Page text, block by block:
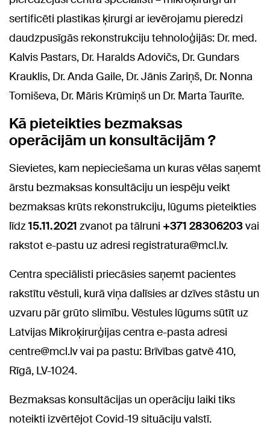
sertificēti plastikas ķirurgi ar ievērojamu pieredzi
daudzpusīgās rekonstrukciju tehnoloģijās: Dr. med.
Kalvis Pastars, Dr. Haralds Adovičs, Dr. Gundars
Krauklis, Dr. Anda Gaile, Dr. Jānis Zariņš, Dr. Nonna
Tomiševa, Dr. Māris Krūmiņš un Dr. Marta Taurīte.
Kā pieteikties bezmaksas
operācijām un konsultācijām ?
Sievietes, kam nepieciešama un kuras vēlas saņemt
ārstu bezmaksas konsultāciju un iespēju veikt
bezmaksas krūts rekonstrukciju, lūgums pieteikties
līdz15.11.2021 zvanot pa tālruni +371 28306203vai
rakstot e-pastu uz adresi registratura@mcl.lv.
Centra speciālisti priecāsies saņemt pacientes
rakstītu vēstuli, kurā viņa dalīsies ar dzīves stāstu un
uzvaru pār grūto slimību. Vēstules lūgums sūtīt uz
Latvijas Mikroķirurģijas centra e-pasta adresi
centre@mcl.lvvai pa pastu: Brīvības gatvē 410,
Rīgā, LV-1024.
Bezmaksas konsultācijas un operāciju laiki tiks
noteikti izvērtējot Covid-19 situāciju valstī.